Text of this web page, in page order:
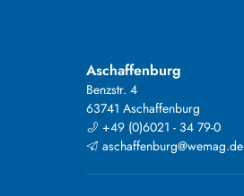
Aschaffenburg
Benzstr. 4
63741 Aschaffenburg
+49 (0)6021 - 34 79-0
aschaffenburg@wemag.de